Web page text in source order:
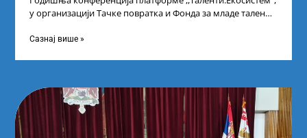
у организацији Тачке повратка и Фонда за младе таленте
Сазнај више »